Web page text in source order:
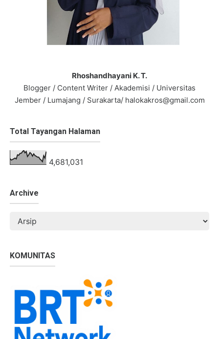
Rhoshandhayani K. T.
Blogger / Content Writer / Akademisi / Universitas
Jember / Lumajang / Surakarta/ halokakros@gmail.com
Total Tayangan Halaman
4,681,031
Archive
KOMUNITAS